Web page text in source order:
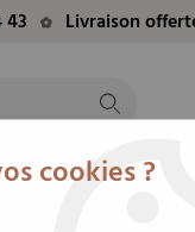
43 Livraison
DEUIL
cookies ?